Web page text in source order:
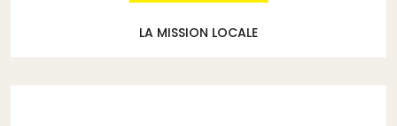
LA MISSION LOCALE